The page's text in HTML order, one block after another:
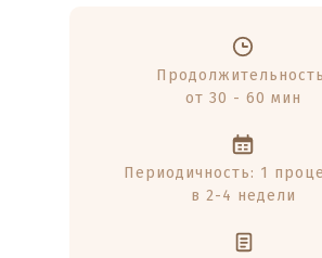
от 30 - 60 мин
Периодичность: 1
в 2-4 недели